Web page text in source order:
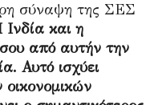
σύναψη της ΣΕΣ
και η
από αυτήν την
Αυτό ισχύει
οικονομικών